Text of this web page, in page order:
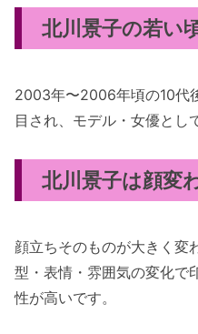
北川景子の若い
2003年〜2006年頃の10代
目され、モデル・女優とし
北川景子は顔変
顔立ちそのものが大きく変
型・表情・雰囲気の変化で
性が高いです。